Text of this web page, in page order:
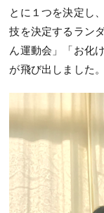
とに１つを決定し
技を決定するラン
ん運動会」「お化
が飛び出しました。